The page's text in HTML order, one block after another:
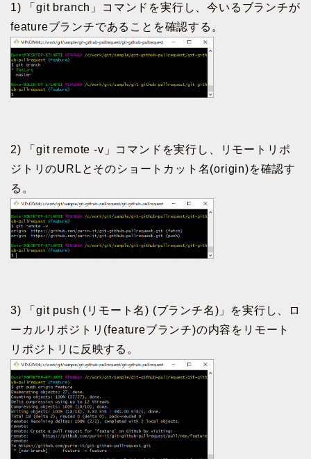
1) 「git branch」コマンドを実行し、今いるブランチが
featureブランチであることを確認する。
2) 「git remote -v」コマンドを実行し、リモートリポ
ジトリのURLとそのショートカット名(origin)を確認す
る。
3) 「git push (リモート名) (ブランチ名)」を実行し、ロ
ーカルリポジトリ(featureブランチ)の内容をリモート
リポジトリに反映する。